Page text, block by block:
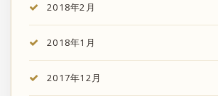
2018年2月
2018年1月
2017年12月